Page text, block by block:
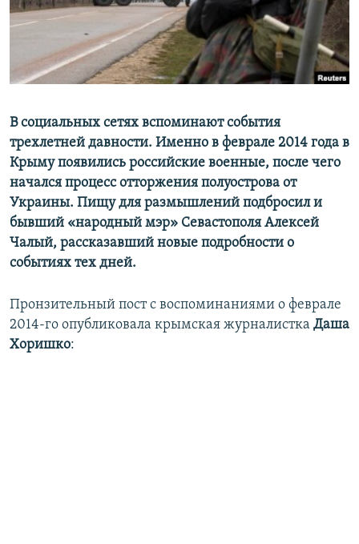
ПОБЕДИТЕЛЕЙ НЕ СУДЯТ?
КРЫМ.НЕПОКОРЕННЫЙ
ELIFBE
ПРИСОЕДИНЯЙТЕСЬ!
Все сайты RFE/RL
В социальных сетях вспоминают события
трехлетней давности. Именно в феврале 2014 года в
Крыму появились российские военные, после чего
начался процесс отторжения полуострова от
Украины. Пищу для размышлений подбросил и
бывший «народный мэр» Севастополя Алексей
Чалый, рассказавший новые подробности о
событиях тех дней.
Пронзительный пост с воспоминаниями о феврале
2014-го опубликовала крымская журналистка Даша
Хоришко: